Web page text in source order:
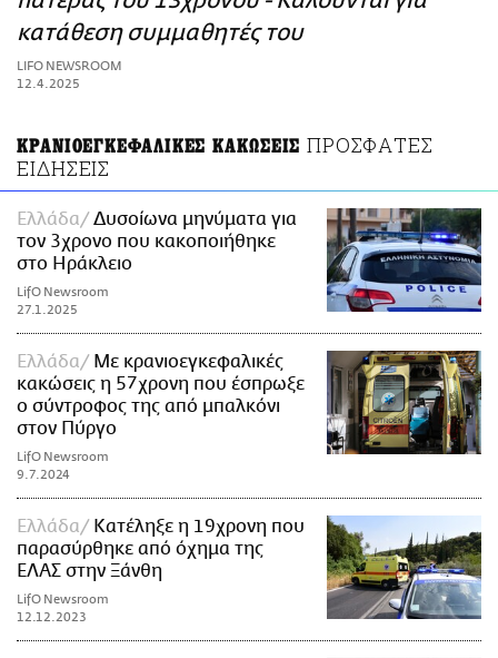
ΑΜΠΑ
PRINT
κατάθεση συμμαθητές του
LIFO NEWSROOM
12.4.2025
ΚΡΑΝΙΟΕΓΚΕΦΑΛΙΚΕΣ ΚΑΚΩΣΕΙΣ ΠΡΟΣΦΑΤΕΣ
ΕΙΔΗΣΕΙΣ
Ελλάδα
Δυσοίωνα μηνύματα για
τον 3χρονο που κακοποιήθηκε
στο Ηράκλειο
LifO Newsroom
27.1.2025
Ελλάδα
Με κρανιοεγκεφαλικές
κακώσεις η 57χρονη που έσπρωξε
ο σύντροφος της από μπαλκόνι
στον Πύργο
LifO Newsroom
9.7.2024
Ελλάδα
Κατέληξε η 19χρονη που
παρασύρθηκε από όχημα της
ΕΛΑΣ στην Ξάνθη
LifO Newsroom
12.12.2023